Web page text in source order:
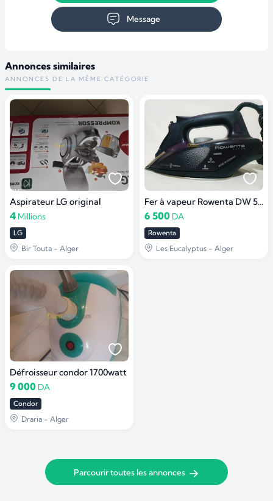
Message
Annonces similaires
ANNONCES DE LA MÊME CATÉGORIE
Aspirateur LG original
4 Millions
LG
Bir Touta - Alger
Fer à vapeur Rowenta DW 5135 Focus
6 500 DA
Rowenta
Les Eucalyptus - Alger
Défroisseur condor 1700watt
9 000 DA
Condor
Draria - Alger
Parcourir toutes les annonces